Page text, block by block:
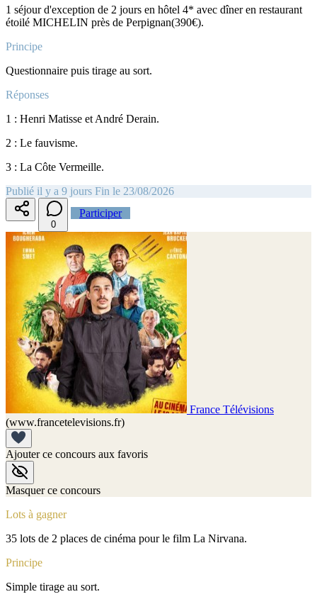
1 séjour d'exception de 2 jours en hôtel 4* avec dîner en restaurant
étoilé MICHELIN près de Perpignan(390€).
Principe
Questionnaire puis tirage au sort.
Réponses
1 : Henri Matisse et André Derain.
2 : Le fauvisme.
3 : La Côte Vermeille.
Publié il y a 9 jours Fin le 23/08/2026
0
Participer
France Télévisions
(www.francetelevisions.fr)
Ajouter ce concours aux favoris
Masquer ce concours
Lots à gagner
35 lots de 2 places de cinéma pour le film La Nirvana.
Principe
Simple tirage au sort.